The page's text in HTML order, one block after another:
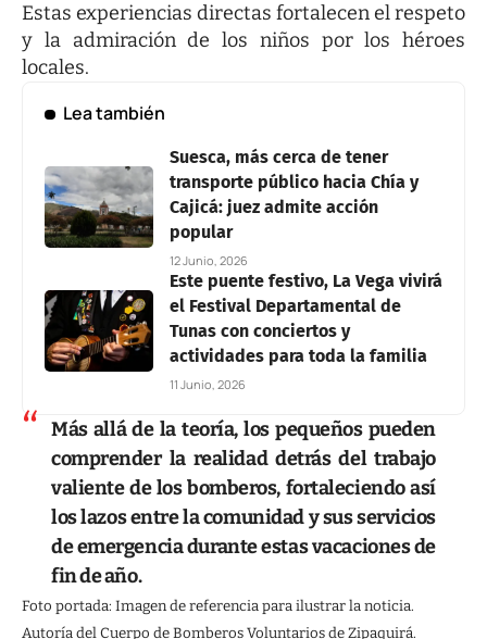
Estas experiencias directas fortalecen el respeto
y la admiración de los niños por los héroes
locales.
Lea también
Suesca, más cerca de tener
transporte público hacia Chía y
Cajicá: juez admite acción
popular
12 Junio, 2026
Este puente festivo, La Vega vivirá
el Festival Departamental de
Tunas con conciertos y
actividades para toda la familia
11 Junio, 2026
Más allá de la teoría, los pequeños pueden
comprender la realidad detrás del trabajo
valiente de los bomberos, fortaleciendo así
los lazos entre la comunidad y sus servicios
de emergencia durante estas vacaciones de
fin de año.
Foto portada: Imagen de referencia para ilustrar la noticia.
Autoría del Cuerpo de Bomberos Voluntarios de Zipaquirá.